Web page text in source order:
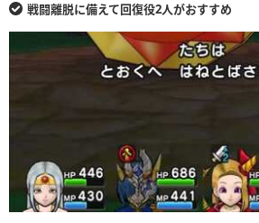
⑥ 通常攻撃 イオナズン
イオナズン イオナズン
通常攻撃 北風と太陽
特大サンライズ
⑪ イオナズン 毒々しい光
⑫ イオナズン 痛恨の一撃
戦闘離脱に備えて回復役2人がおすすめ